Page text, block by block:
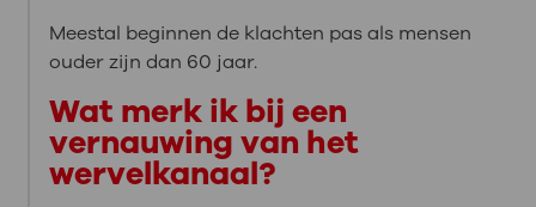
Meestal beginnen de klachten pas als mensen
ouder zijn dan 60 jaar.
Wat merk ik bij een
vernauwing van het
wervelkanaal?